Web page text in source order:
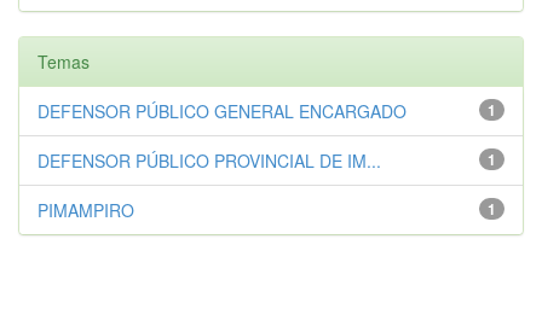
Temas
1
DEFENSOR PÚBLICO GENERAL ENCARGADO
1
DEFENSOR PÚBLICO PROVINCIAL DE IM...
1
PIMAMPIRO